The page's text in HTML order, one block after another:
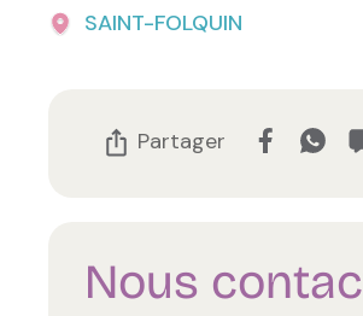
SAINT-FOLQUIN
Partager
Nous